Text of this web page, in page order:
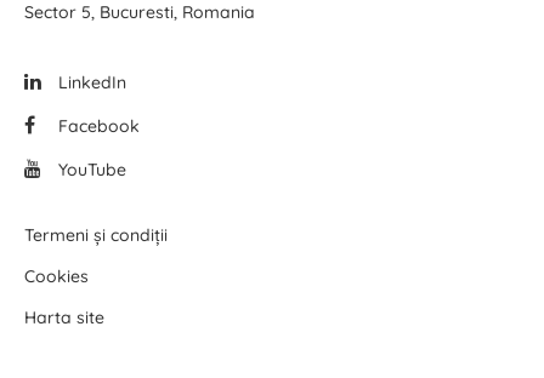
Sector 5, Bucuresti, Romania
LinkedIn
Facebook
YouTube
Termeni și condiții
Cookies
Harta site